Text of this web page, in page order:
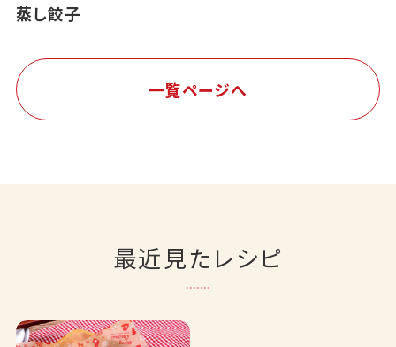
蒸し餃子
一覧ページへ
最近見たレシピ